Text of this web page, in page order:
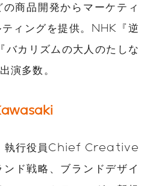
商品開発からマーケティ
ィングを提供。 NHK『逆
バカリズムの大人のたしな
演多数。
執行役員Chief Creative
ド戦略、ブランドデザイ